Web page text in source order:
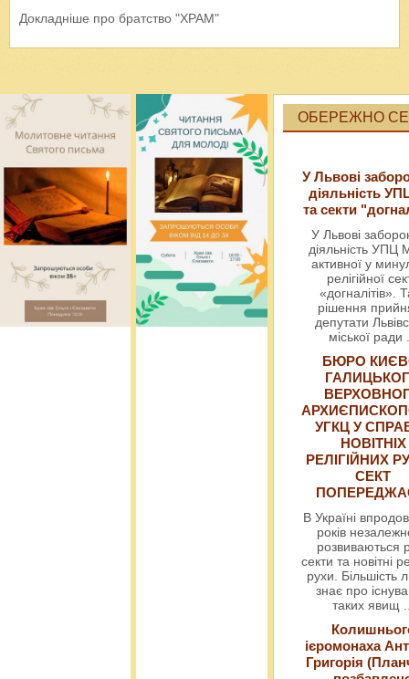
Докладніше про братство "ХРАМ"
ОБЕРЕЖНО
У Львові
діяльність
та секти
У Львові
діяльність УПЦ
активної у
релігійної
«догналітів».
рішення
депутати
міської ради
БЮРО
УГКЦ У
НОВІТНІХ
РЕЛІГІЙНИХ
СЕКТ
В Україні
років
розвиваються
секти та новітні
рухи. Більшість
знає про
таких явищ
ієромонаха
Григорія